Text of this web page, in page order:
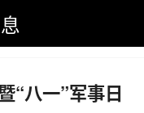
>
“八一”军事日